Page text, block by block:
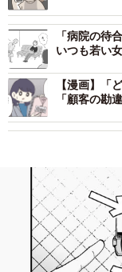
「病院の待
いつも若い
【漫画】「
「顧客の勘